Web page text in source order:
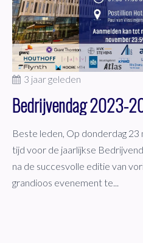
3 jaar geleden
Bedrijvendag 2023-
Beste leden, Op donderdag
tijd voor de jaarlijkse
na de succesvolle editie van
grandioos evenement te...